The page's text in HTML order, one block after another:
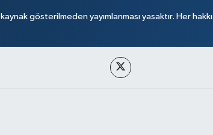
gösterilmeden yayımlanması yasaktır. Her hakkı